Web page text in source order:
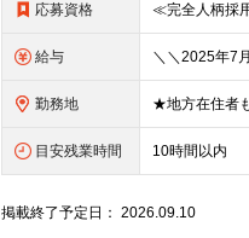
応募資格
給与
勤務地
目安残業時間 10時間以内
掲載終了予定日：2026.09.10